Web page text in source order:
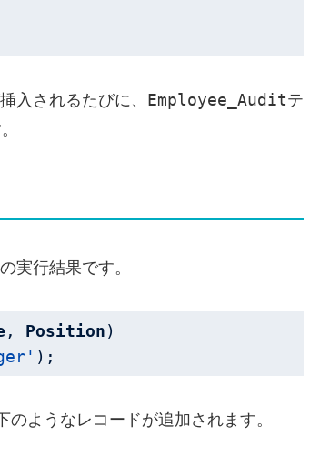
入されるたびに、 Employee_Auditテ
実行結果です。
, Position)
);
のようなレコードが追加されます。